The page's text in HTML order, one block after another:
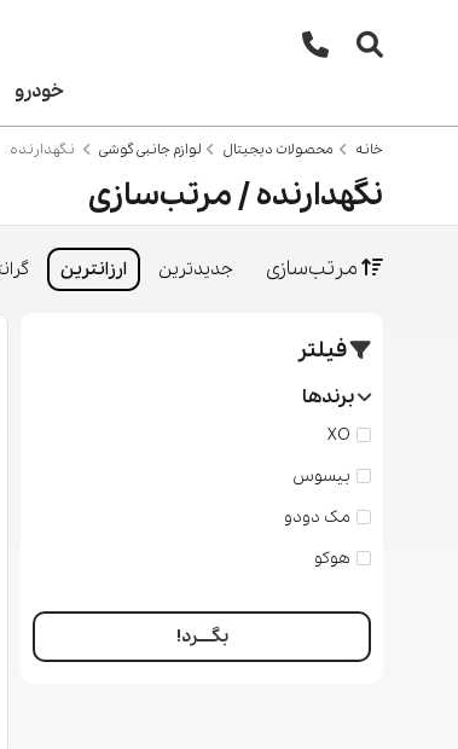
خودرو
خانه محصولات دیجیتال لوازم جانبی گوشی نگهدارنده
نگهدارنده / مرتب‌سازی
مرتب‌سازی جدیدترین ارزانترین
فیلتر
برندها
XO
بیسوس
مک دودو
هوکو
بگــــرد!